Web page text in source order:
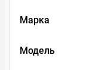
Марка
Модель